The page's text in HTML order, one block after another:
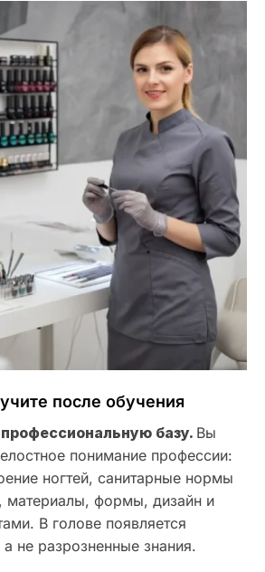
после обучения
базу. Вы
понимание профессии:
ногтей, санитарные нормы
материалы, формы, дизайн и
В голове появляется
а не разрозненные знания.